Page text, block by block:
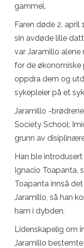
gammel.
Faren døde 2. april
sin avdøde lille
var Jaramillo
for de økonomiske
oppdra dem og
sykepleier på et
Jaramillo -
Society School;
grunn av
Han ble
Ignacio Toapanta,
Toapanta innså
Jaramillo, så han
ham i dybden.
Lidenskapelig om
Jaramillo